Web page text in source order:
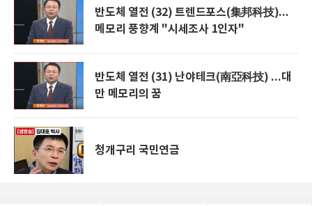
반도체 열전 (32) 트렌드포스(集邦科技)...
메모리 풍향계 "시세조사 1인자"
반도체 열전 (31) 난야테크(南亞科技) ...대
만 메모리의 꿈
청개구리 국민연금